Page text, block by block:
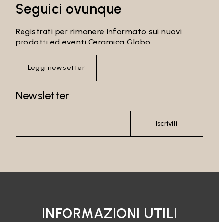
Seguici ovunque
Registrati per rimanere informato sui nuovi
prodotti ed eventi Ceramica Globo
Leggi newsletter
Newsletter
Iscriviti
INFORMAZIONI UTILI